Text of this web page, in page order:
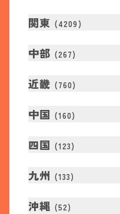
関東 (4209 )
中部 (267)
近畿 (760)
中国 (160)
四国 (123)
九州 (133)
沖縄 (52)